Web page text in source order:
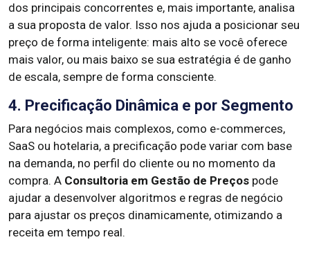
dos principais concorrentes e, mais importante, analisa
a sua proposta de valor. Isso nos ajuda a posicionar seu
preço de forma inteligente: mais alto se você oferece
mais valor, ou mais baixo se sua estratégia é de ganho
de escala, sempre de forma consciente.
4. Precificação Dinâmica e por Segmento
Para negócios mais complexos, como e-commerces,
SaaS ou hotelaria, a precificação pode variar com base
na demanda, no perfil do cliente ou no momento da
compra. A Consultoria em Gestão de Preços pode
ajudar a desenvolver algoritmos e regras de negócio
para ajustar os preços dinamicamente, otimizando a
receita em tempo real.